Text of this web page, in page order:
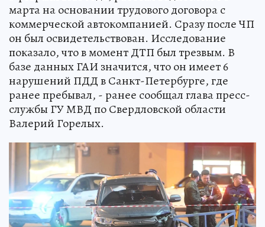
марта на основании трудового договора с
коммерческой автокомпанией. Сразу после ЧП
он был освидетельствован. Исследование
показало, что в момент ДТП был трезвым. В
базе данных ГАИ значится, что он имеет 6
нарушений ПДД в Санкт-Петербурге, где
ранее пребывал, - ранее сообщал глава пресс-
службы ГУ МВД по Свердловской области
Валерий Горелых.